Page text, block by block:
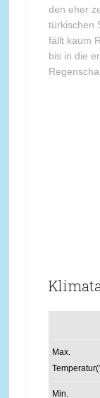
den eher
türkischen
fällt kaum
bis in die
Max.
Min.